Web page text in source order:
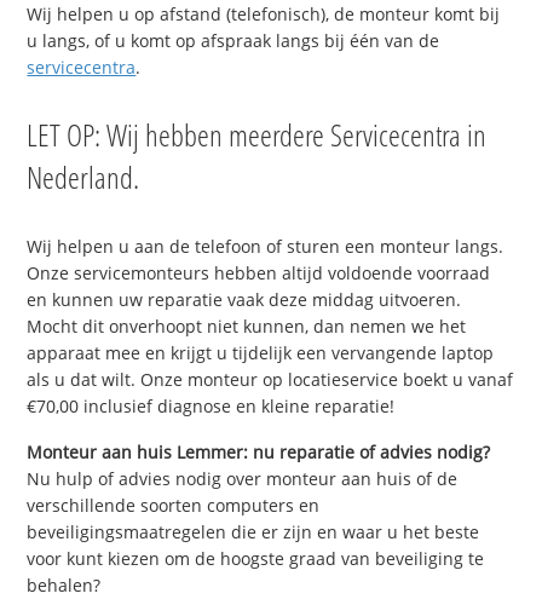
Wij helpen u op afstand (telefonisch), de monteur komt bij
u langs, of u komt op afspraak langs bij één van de
servicecentra.
LET OP: Wij hebben meerdere Servicecentra in
Nederland.
Wij helpen u aan de telefoon of sturen een monteur langs.
Onze servicemonteurs hebben altijd voldoende voorraad
en kunnen uw reparatie vaak deze middag uitvoeren.
Mocht dit onverhoopt niet kunnen, dan nemen we het
apparaat mee en krijgt u tijdelijk een vervangende laptop
als u dat wilt. Onze monteur op locatieservice boekt u vanaf
€70,00 inclusief diagnose en kleine reparatie!
Monteur aan huis Lemmer: nu reparatie of advies nodig?
Nu hulp of advies nodig over monteur aan huis of de
verschillende soorten computers en
beveiligingsmaatregelen die er zijn en waar u het beste
voor kunt kiezen om de hoogste graad van beveiliging te
behalen?